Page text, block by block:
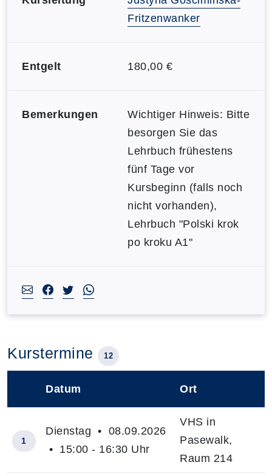
Fritzenwanker
Entgelt 180,00 €
Bemerkungen
Wichtiger Hinweis: Bitte
besorgen Sie das
Lehrbuch frühestens
fünf Tage vor
Kursbeginn (falls noch
nicht vorhanden),
Lehrbuch "Polski krok
po kroku A1"
Kurstermine 12
Datum Ort
1
Dienstag • 08.09.2026
• 15:00 - 16:30 Uhr
VHS in
Pasewalk,
Raum 214